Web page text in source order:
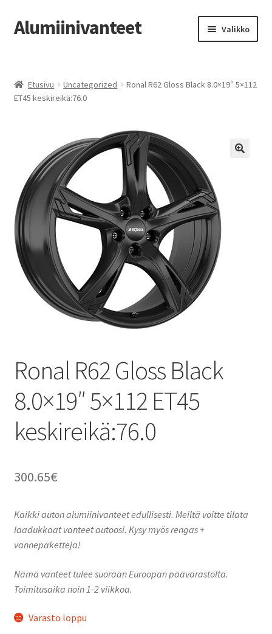
Siirry
navigointiin
Siirry
sisältöön
Alumiinivanteet Valikko
Kauppa
Tilausohjeet
Vanteiden osto-opas
Auton renkaat
Yhteystiedot
Etusivu Uncategorized
Ronal R62 Gloss Black 8.0×19″ 5×112
ET45 keskireikä:76.0
Ronal R62 Gloss Black
8.0×19″ 5×112 ET45
keskireikä:76.0
300.65€
Kaikki auton alumiinivanteet edullisesti. Meiltä voitte tilata
laadukkaat vanteet autoosi. Kysy myös rengas +
vannepaketteja!
Nämä vanteet tulee suoraan Euroopan päävarastolta.
Toimitusaika noin 1-2 viikkoa.
Varasto loppu